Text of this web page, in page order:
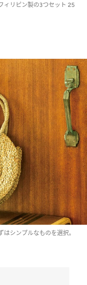
ィリピン製の3つセット 25
シンプルなものを選択。